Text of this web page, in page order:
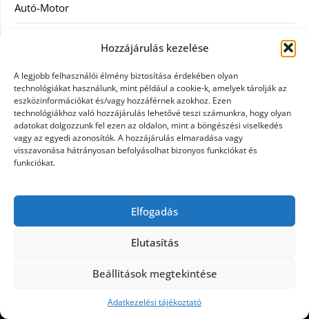
Hozzájárulás kezelése
A legjobb felhasználói élmény biztosítása érdekében olyan
technológiákat használunk, mint például a cookie-k, amelyek tárolják az
eszközinformációkat és/vagy hozzáférnek azokhoz. Ezen
technológiákhoz való hozzájárulás lehetővé teszi számunkra, hogy olyan
adatokat dolgozzunk fel ezen az oldalon, mint a böngészési viselkedés
vagy az egyedi azonosítók. A hozzájárulás elmaradása vagy
visszavonása hátrányosan befolyásolhat bizonyos funkciókat és
funkciókat.
Elfogadás
Elutasítás
Beállítások megtekintése
Adatkezelési tájékoztató
Autó-Motor
Egészség
Egyéb
Étel
Szolgáltatás
Vásárlás
Webáruház
Theme